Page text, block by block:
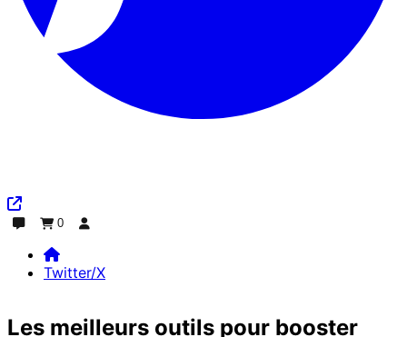
0
Twitter/X
Twitter/X
Les meilleurs outils pour booster